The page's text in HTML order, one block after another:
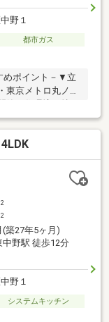
野１
都市ガス
めポイント－▼立
京メトロ丸ノ内
静な住環境▼特
確保・2階LDKは
型キッチン、パン
場有(車種によ
(約160m)・セブン
詳細・ご相談はお
2
2
(築27年5ヶ月)
中野駅 徒歩12分
野１
システムキッチン